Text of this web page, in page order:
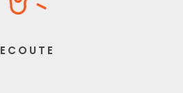
ECOUTE